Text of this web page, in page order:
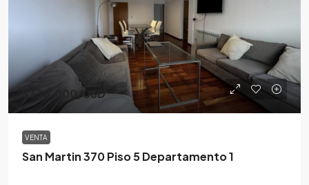
$330,000/USD
VENTA
San Martin 370 Piso 5 Departamento 1